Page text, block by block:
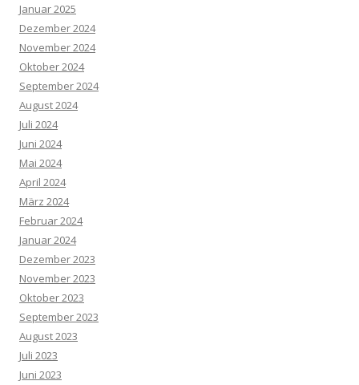
Januar 2025
Dezember 2024
November 2024
Oktober 2024
September 2024
August 2024
Juli 2024
Juni 2024
Mai 2024
April 2024
März 2024
Februar 2024
Januar 2024
Dezember 2023
November 2023
Oktober 2023
September 2023
August 2023
Juli 2023
Juni 2023